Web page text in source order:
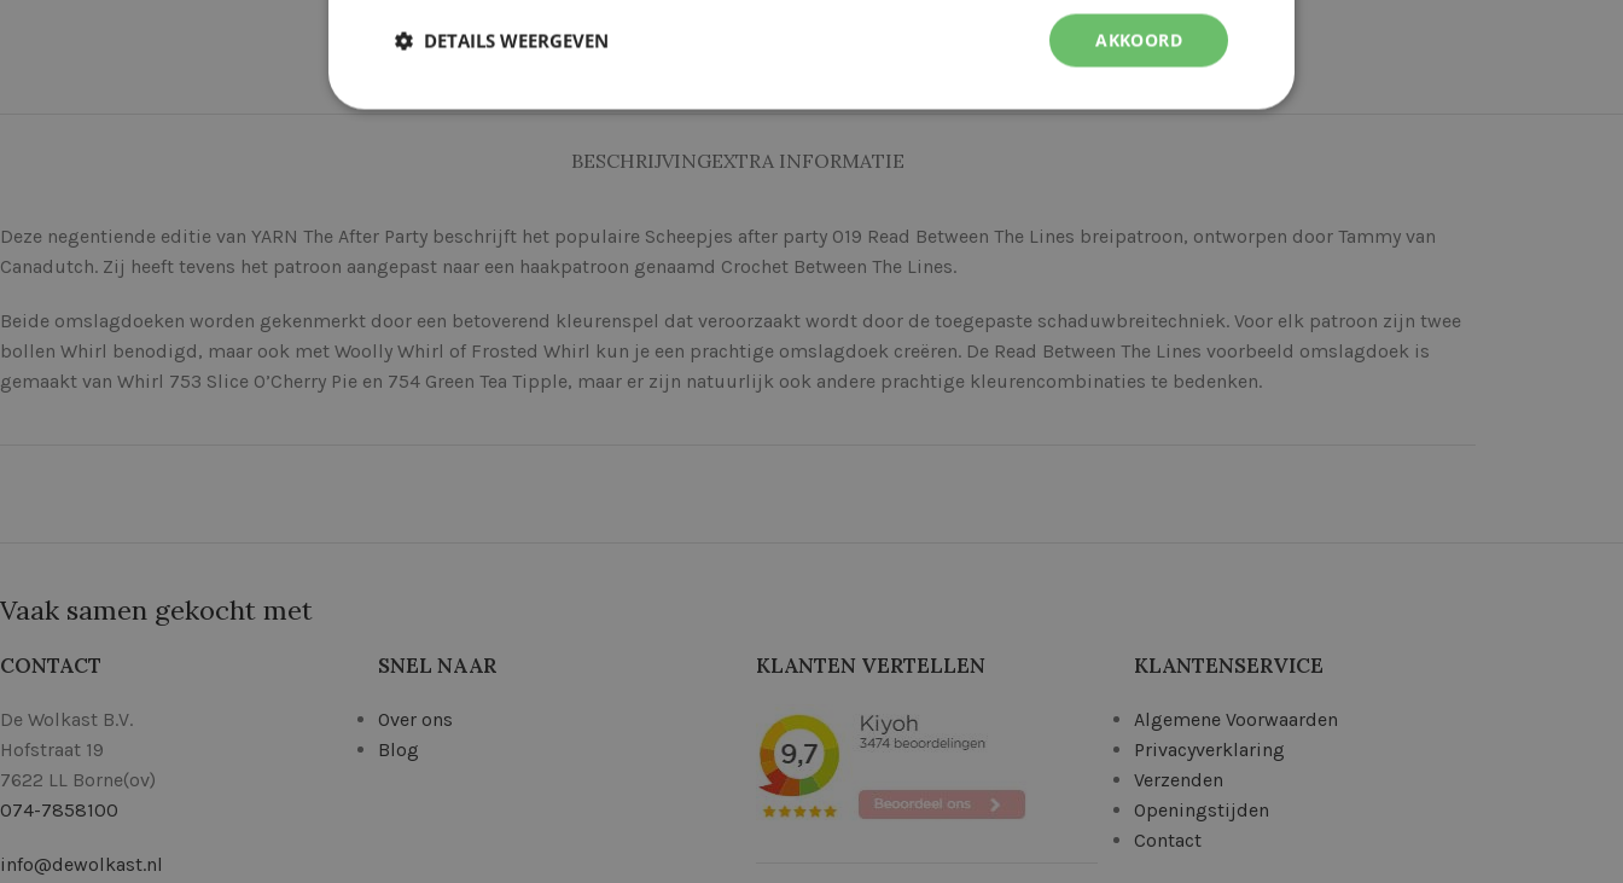
BESCHRIJVINGEXTRA INFORMATIE
Deze negentiende editie van YARN The After Party beschrijft het populaire Scheepjes after party 019 Read Between The Lines breipatroon, ontworpen door Tammy van
Canadutch. Zij heeft tevens het patroon aangepast naar een haakpatroon genaamd Crochet Between The Lines.
Beide omslagdoeken worden gekenmerkt door een betoverend kleurenspel dat veroorzaakt wordt door de toegepaste schaduwbreitechniek. Voor elk patroon zijn twee
bollen Whirl benodigd, maar ook met Woolly Whirl of Frosted Whirl kun je een prachtige omslagdoek creëren. De Read Between The Lines voorbeeld omslagdoek is
gemaakt van Whirl 753 Slice O’Cherry Pie en 754 Green Tea Tipple, maar er zijn natuurlijk ook andere prachtige kleurencombinaties te bedenken.
Vaak samen gekocht met
CONTACT
De Wolkast B.V.
Hofstraat 19
7622 LL Borne(ov)
074-7858100
info@dewolkast.nl
SNEL NAAR
Over ons
Blog
KLANTEN VERTELLEN KLANTENSERVICE
Algemene Voorwaarden
Privacyverklaring
Verzenden
Openingstijden
Contact
AKKOORD
DETAILS WEERGEVEN